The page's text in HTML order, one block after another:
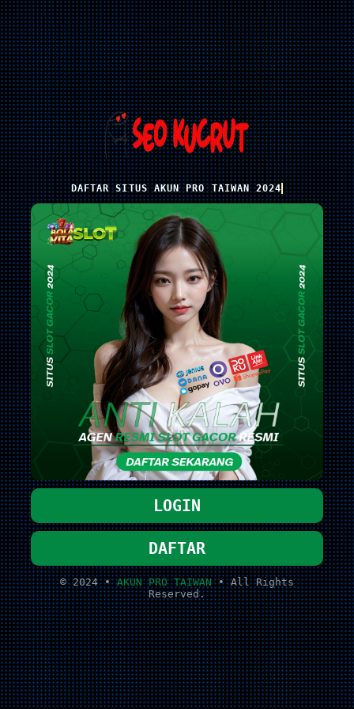
DAFTAR SITUS AKUN PRO TAIWAN 2024
LOGIN
DAFTAR
© 2024 •AKUN PRO TAIWAN• All Rights
Reserved.